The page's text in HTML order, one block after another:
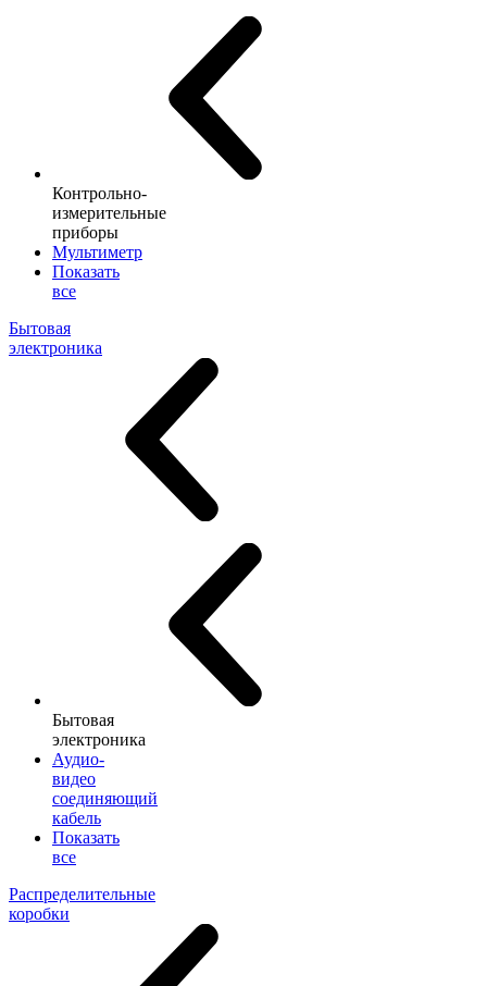
Контрольно-
измерительные
приборы
Мультиметр
Показать
все
Бытовая
электроника
Бытовая
электроника
Аудио-
видео
соединяющий
кабель
Показать
все
Распределительные
коробки